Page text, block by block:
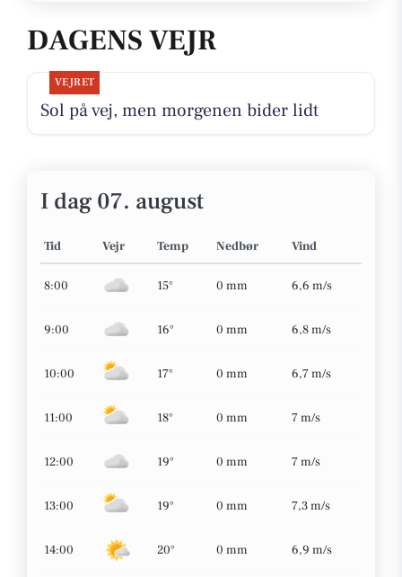
DAGENS VEJR
VEJRET
Sol på vej, men morgenen bider lidt
I dag 07. august
Tid Vejr Temp Nedbør Vind
8:00 15° 0 mm 6,6 m/s
9:00 16° 0 mm 6,8 m/s
10:00 17° 0 mm 6,7 m/s
11:00 18° 0 mm 7 m/s
12:00 19° 0 mm 7 m/s
13:00 19° 0 mm 7,3 m/s
14:00 20° 0 mm 6,9 m/s